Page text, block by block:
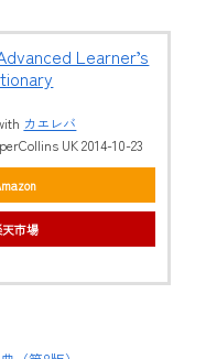
Learner’s
カエレバ
UK 2014-10-23
天市場